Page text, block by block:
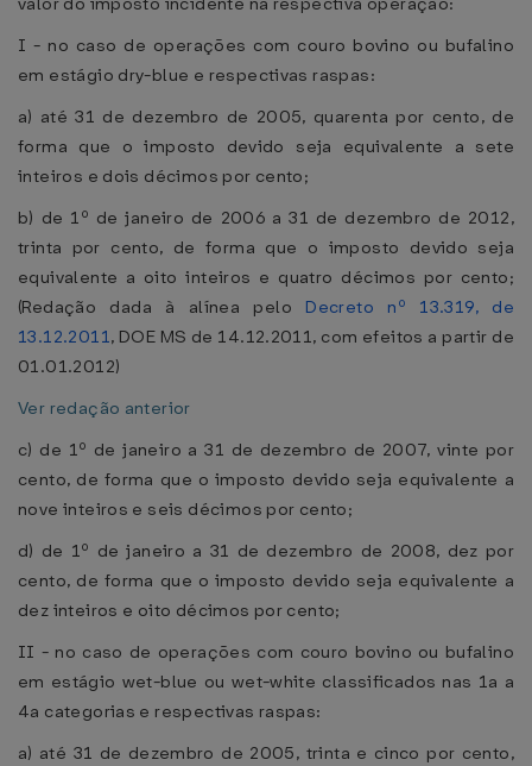
I - no caso de operações com couro bovino ou bufalino
em estágio dry-blue e respectivas raspas:
a) até 31 de dezembro de 2005, quarenta por cento, de
forma que o imposto devido seja equivalente a sete
inteiros e dois décimos por cento;
b) de 1º de janeiro de 2006 a 31 de dezembro de 2012,
trinta por cento, de forma que o imposto devido seja
equivalente a oito inteiros e quatro décimos por cento;
(Redação dada à alínea pelo Decreto nº 13.319, de
13.12.2011, DOE MS de 14.12.2011, com efeitos a partir de
01.01.2012)
Ver redação anterior
c) de 1º de janeiro a 31 de dezembro de 2007, vinte por
cento, de forma que o imposto devido seja equivalente a
nove inteiros e seis décimos por cento;
d) de 1º de janeiro a 31 de dezembro de 2008, dez por
cento, de forma que o imposto devido seja equivalente a
dez inteiros e oito décimos por cento;
II - no caso de operações com couro bovino ou bufalino
em estágio wet-blue ou wet-white classificados nas 1a a
4a categorias e respectivas raspas:
a) até 31 de dezembro de 2005, trinta e cinco por cento,